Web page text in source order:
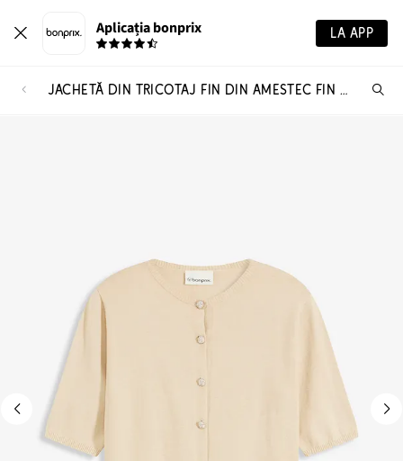
Aplicația bonprix LA APP
JACHETĂ DIN TRICOTAJ FIN DIN AMESTEC FIN DE VISCOZĂ